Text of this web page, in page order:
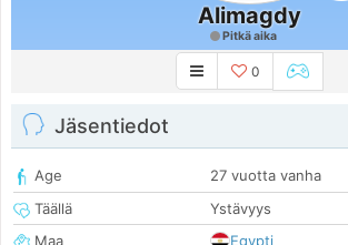
Alimagdy
Pitkä aika
0
Jäsentiedot
Age
27 vuotta vanha
Täällä
Ystävyys
Maa
Egypti